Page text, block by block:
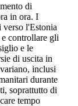
di
in ora. I
l'Estonia
controllare gli
e le
di uscita in
inclusi
durante
soprattutto di
tempo